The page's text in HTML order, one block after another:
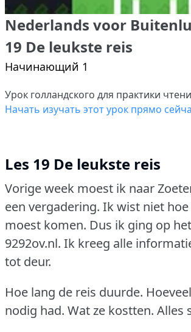
Nederlands voor
19 De leukste reis
Начинающий 1
Урок голландского для практики
Начать изучать этот урок прямо
Les 19 De leukste reis
Vorige week moest ik naar
een vergadering. Ik wist niet
moest komen. Dus ik ging op
9292ov.nl. Ik kreeg alle
tot deur.
Hoe lang de reis duurde.
nodig had. Wat ze kostten. Alles